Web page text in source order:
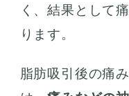
く、結果として
ります。
脂肪吸引後の痛